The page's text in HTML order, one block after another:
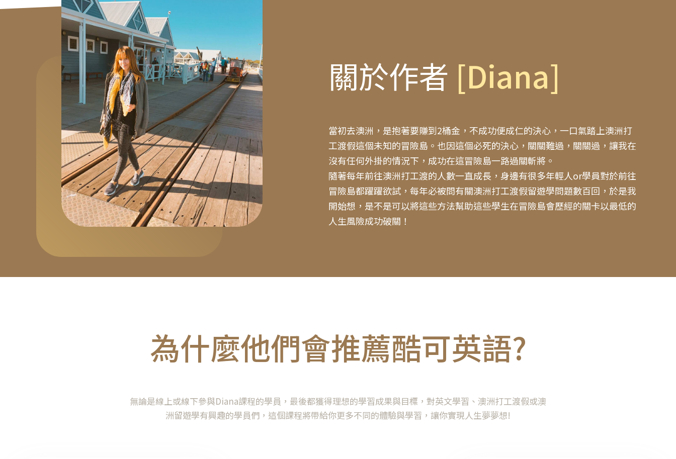
關於作者 [Diana]
當初去澳洲，是抱著要賺到2桶金，不成功便成仁的決心，一口氣踏上澳洲打
工渡假這個未知的冒險島。也因這個必死的決心，關關難過，關關過，讓我在
沒有任何外掛的情況下，成功在這冒險島一路過關斬將。
隨著每年前往澳洲打工渡的人數一直成長，身邊有很多年輕人or學員對於前往
冒險島都躍躍欲試，每年必被問有關澳洲打工渡假留遊學問題數百回，於是我
開始想，是不是可以將這些方法幫助這些學生在冒險島會歷經的關卡以最低的
人生風險成功破關！
為什麼他們會推薦酷可英語?
無論是線上或線下參與Diana課程的學員，最後都獲得理想的學習成果與目標，對英文學習、澳洲打工渡假或澳
洲留遊學有興趣的學員們，這個課程將帶給你更多不同的體驗與學習，讓你實現人生夢夢想!